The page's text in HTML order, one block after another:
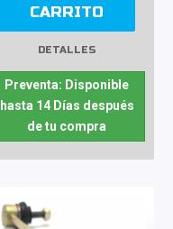
CARRITO
DETALLES
Preventa: Disponible
hasta 14 Días después
de tu compra